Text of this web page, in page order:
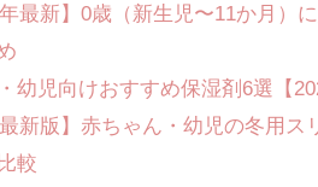
最新】0歳（新生児〜11か月）
幼児向けおすすめ保湿剤6選【
最新版】赤ちゃん・幼児の冬用
較